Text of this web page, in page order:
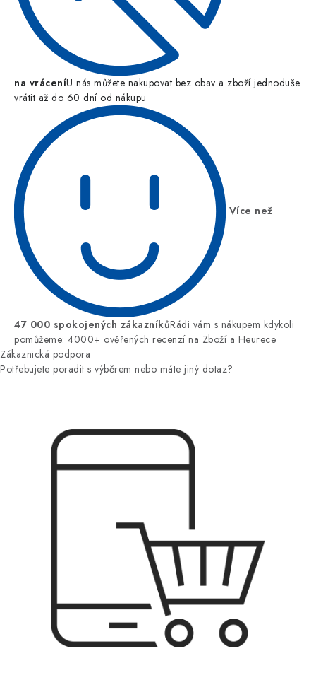
na vráceníU nás můžete nakupovat bez obav a zboží jednoduše
vrátit až do 60 dní od nákupu
Více než
47 000 spokojených zákazníkůRádi vám s nákupem kdykoli
pomůžeme: 4000+ ověřených recenzí na Zboží a Heurece
Zákaznická podpora
Potřebujete poradit s výběrem nebo máte jiný dotaz?